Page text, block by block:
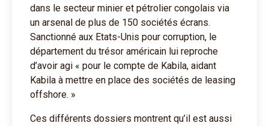
dans le secteur minier et pétrolier congolais via
un arsenal de plus de 150 sociétés écrans.
Sanctionné aux Etats-Unis pour corruption, le
département du trésor américain lui reproche
d’avoir agi « pour le compte de Kabila, aidant
Kabila à mettre en place des sociétés de leasing
offshore. »
Ces différents dossiers montrent qu’il est aussi